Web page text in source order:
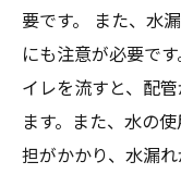
要です。 また、水
にも注意が必要で
イレを流すと、配
ます。また、水の
担がかかり、水漏